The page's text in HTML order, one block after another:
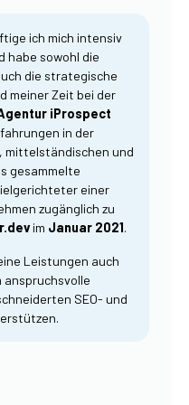
ich mich intensiv
habe sowohl die
die strategische
meiner Zeit bei der
iProspect
in der
mittelständischen und
gesammelte
einer
zugänglich zu
im Januar 2021.
Leistungen auch
anspruchsvolle
SEO- und